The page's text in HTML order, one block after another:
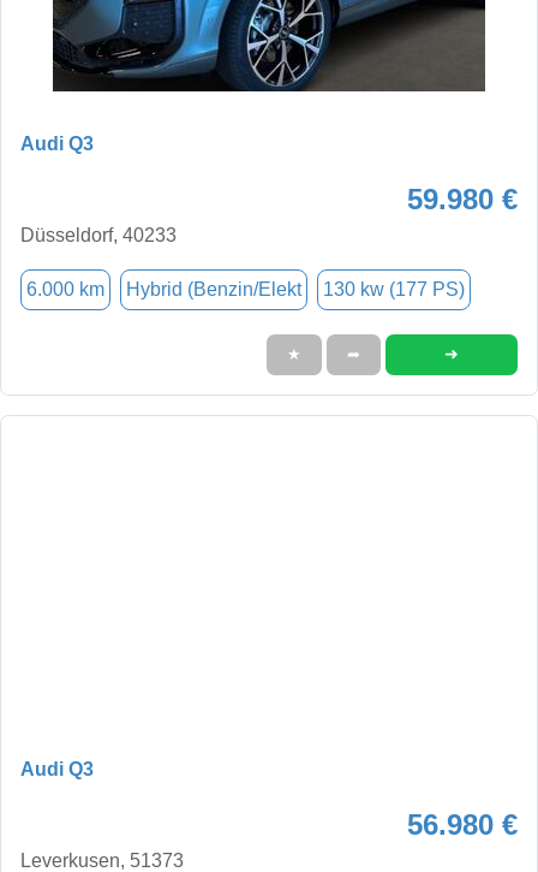
Audi Q3
59.980 €
Düsseldorf, 40233
6.000 km Hybrid (Benzin/Elekt 130 kw (177 PS)
★ ➦ ➜
Audi Q3
56.980 €
Leverkusen, 51373